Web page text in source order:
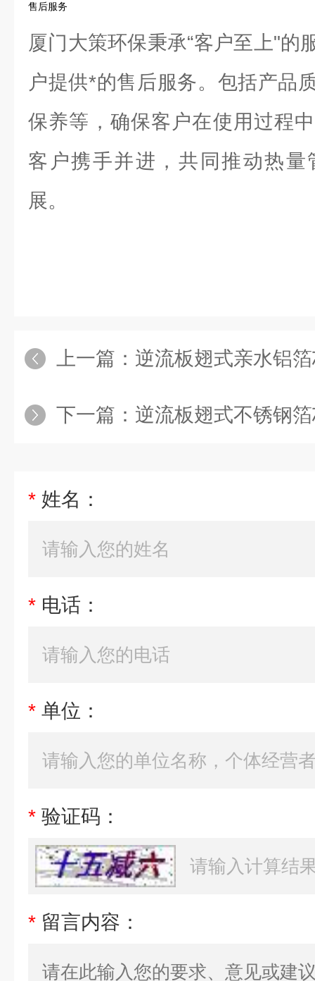
售后服务
厦门大策环保秉承“客户至上"的
户提供*的售后服务。包括产品
保养等，确保客户在使用过程
客户携手并进，共同推动热
展。
上一篇： 逆流板翅式亲水铝
下一篇： 逆流板翅式不锈钢
* 姓名：
* 电话：
* 单位：
* 验证码：
* 留言内容：